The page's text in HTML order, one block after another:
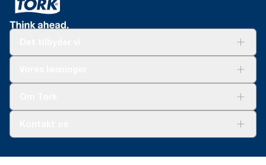
Smiley-rapport
(+45) 48 16 82 44